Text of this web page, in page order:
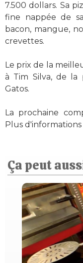
7.500 dollars. Sa
fine nappée de
bacon, mangue,
crevettes.
Le prix de la
à Tim Silva, de la
Gatos.
La prochaine
Plus
Ça peut